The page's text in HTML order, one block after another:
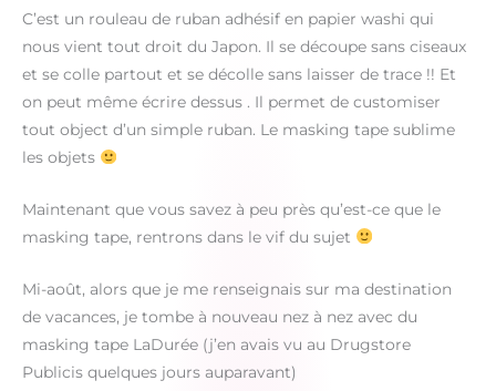
C’est un rouleau de ruban adhésif en papier washi qui
nous vient tout droit du Japon. Il se découpe sans ciseaux
et se colle partout et se décolle sans laisser de trace !! Et
on peut même écrire dessus . Il permet de customiser
tout object d’un simple ruban. Le masking tape sublime
les objets
Maintenant que vous savez à peu près qu’est-ce que le
masking tape, rentrons dans le vif du sujet
Mi-août, alors que je me renseignais sur ma destination
de vacances, je tombe à nouveau nez à nez avec du
masking tape LaDurée (j’en avais vu au Drugstore
Publicis quelques jours auparavant)